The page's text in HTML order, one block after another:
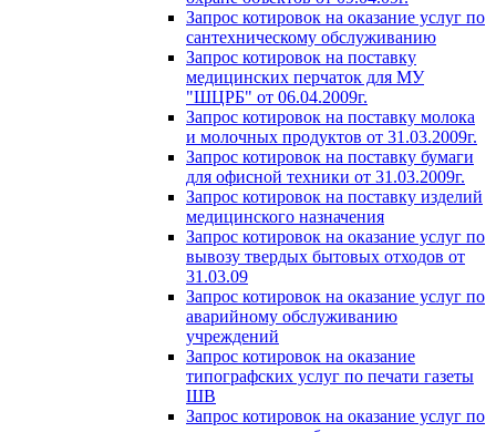
Запрос котировок на оказание услуг по
сантехническому обслуживанию
Запрос котировок на поставку
медицинских перчаток для МУ
"ШЦРБ" от 06.04.2009г.
Запрос котировок на поставку молока
и молочных продуктов от 31.03.2009г.
Запрос котировок на поставку бумаги
для офисной техники от 31.03.2009г.
Запрос котировок на поставку изделий
медицинского назначения
Запрос котировок на оказание услуг по
вывозу твердых бытовых отходов от
31.03.09
Запрос котировок на оказание услуг по
аварийному обслуживанию
учреждений
Запрос котировок на оказание
типографских услуг по печати газеты
ШВ
Запрос котировок на оказание услуг по